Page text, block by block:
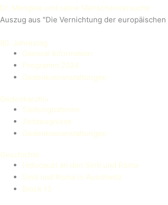
Dr. Mengele und seine Menschenversuche
Auszug aus "Die Vernichtung der europäischen
80. Jahrestag
General Information
Programm 2024
Gedenkveranstaltungen
Gedenkarchiv
Stellungnahmen
Zeitzeugnisse
Gedenkveranstaltungen
Geschichte
Holocaust an den Sinti und Roma
Sinti und Roma in Auschwitz
Block 13